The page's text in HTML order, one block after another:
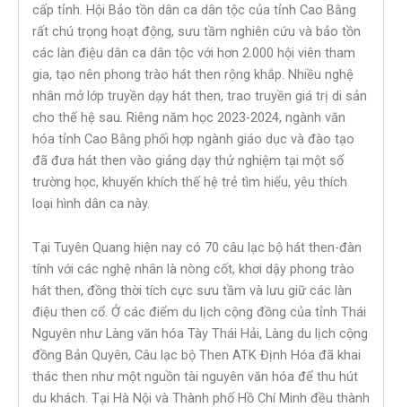
cấp tỉnh. Hội Bảo tồn dân ca dân tộc của tỉnh Cao Bằng
rất chú trọng hoạt động, sưu tầm nghiên cứu và bảo tồn
các làn điệu dân ca dân tộc với hơn 2.000 hội viên tham
gia, tạo nên phong trào hát then rộng khắp. Nhiều nghệ
nhân mở lớp truyền dạy hát then, trao truyền giá trị di sản
cho thế hệ sau. Riêng năm học 2023-2024, ngành văn
hóa tỉnh Cao Bằng phối hợp ngành giáo dục và đào tạo
đã đưa hát then vào giảng dạy thử nghiệm tại một số
trường học, khuyến khích thế hệ trẻ tìm hiểu, yêu thích
loại hình dân ca này.
Tại Tuyên Quang hiện nay có 70 câu lạc bộ hát then-đàn
tính với các nghệ nhân là nòng cốt, khơi dậy phong trào
hát then, đồng thời tích cực sưu tầm và lưu giữ các làn
điệu then cổ. Ở các điểm du lịch cộng đồng của tỉnh Thái
Nguyên như Làng văn hóa Tày Thái Hải, Làng du lịch cộng
đồng Bản Quyên, Câu lạc bộ Then ATK Định Hóa đã khai
thác then như một nguồn tài nguyên văn hóa để thu hút
du khách. Tại Hà Nội và Thành phố Hồ Chí Minh đều thành